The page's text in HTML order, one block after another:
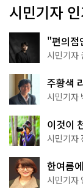
시민기자
"편의점
한 편의
시민기자
주황색
서울둘
시민기자
이것이
나볼까
시민기자
한여름
천국이
시민기자